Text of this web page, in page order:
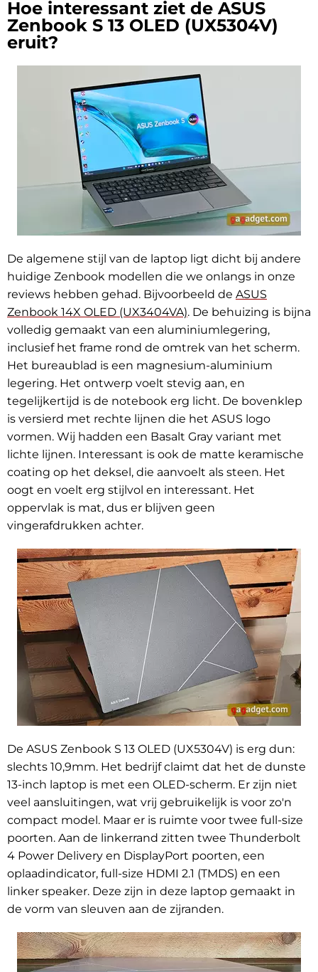
Hoe interessant ziet de ASUS
Zenbook S 13 OLED (UX5304V)
eruit?
De algemene stijl van de laptop ligt dicht bij andere
huidige Zenbook modellen die we onlangs in onze
reviews hebben gehad. Bijvoorbeeld de ASUS
Zenbook 14X OLED (UX3404VA). De behuizing is bijna
volledig gemaakt van een aluminiumlegering,
inclusief het frame rond de omtrek van het scherm.
Het bureaublad is een magnesium-aluminium
legering. Het ontwerp voelt stevig aan, en
tegelijkertijd is de notebook erg licht. De bovenklep
is versierd met rechte lijnen die het ASUS logo
vormen. Wij hadden een Basalt Gray variant met
lichte lijnen. Interessant is ook de matte keramische
coating op het deksel, die aanvoelt als steen. Het
oogt en voelt erg stijlvol en interessant. Het
oppervlak is mat, dus er blijven geen
vingerafdrukken achter.
De ASUS Zenbook S 13 OLED (UX5304V) is erg dun:
slechts 10,9mm. Het bedrijf claimt dat het de dunste
13-inch laptop is met een OLED-scherm. Er zijn niet
veel aansluitingen, wat vrij gebruikelijk is voor zo'n
compact model. Maar er is ruimte voor twee full-size
poorten. Aan de linkerrand zitten twee Thunderbolt
4 Power Delivery en DisplayPort poorten, een
oplaadindicator, full-size HDMI 2.1 (TMDS) en een
linker speaker. Deze zijn in deze laptop gemaakt in
de vorm van sleuven aan de zijranden.